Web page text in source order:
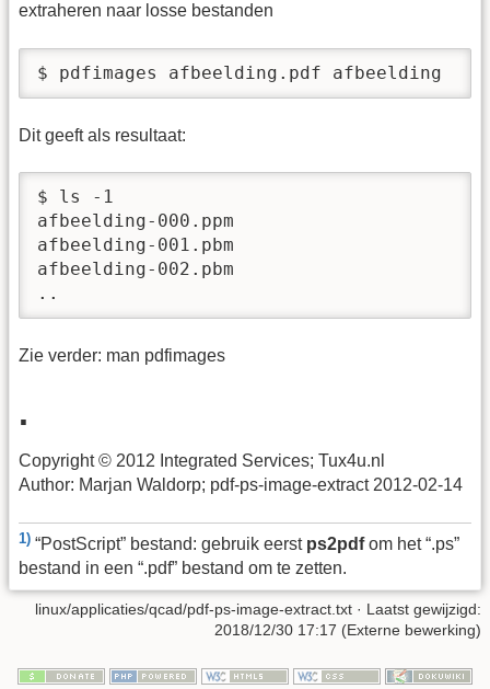
extraheren naar losse bestanden
$ pdfimages afbeelding.pdf afbeelding
Dit geeft als resultaat:
$ ls -1
afbeelding-000.ppm
afbeelding-001.pbm
afbeelding-002.pbm
..
Zie verder: man pdfimages
.
Copyright © 2012 Integrated Services; Tux4u.nl
Author: Marjan Waldorp; pdf-ps-image-extract 2012-02-14
1) “PostScript” bestand: gebruik eerst ps2pdfom het “.ps”
bestand in een “.pdf” bestand om te zetten.
linux/applicaties/qcad/pdf-ps-image-extract.txt · Laatst gewijzigd:
2018/12/30 17:17 (Externe bewerking)